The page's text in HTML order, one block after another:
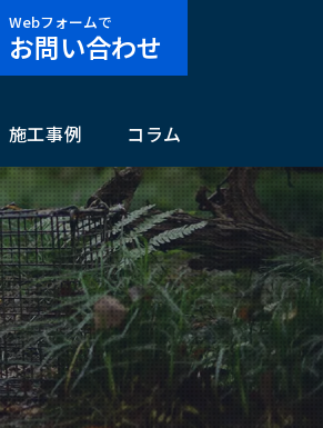
施工事例 コラム
Webフォームで
お問い合わせ